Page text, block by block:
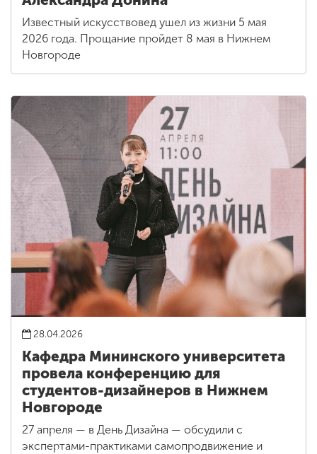
Известный искусствовед ушел из жизни 5 мая
2026 года. Прощание пройдет 8 мая в Нижнем
Новгороде
28.04.2026
Кафедра Мининского университета
провела конференцию для
студентов-дизайнеров в Нижнем
Новгороде
27 апреля — в День Дизайна — обсудили с
экспертами-практиками самопродвижение и